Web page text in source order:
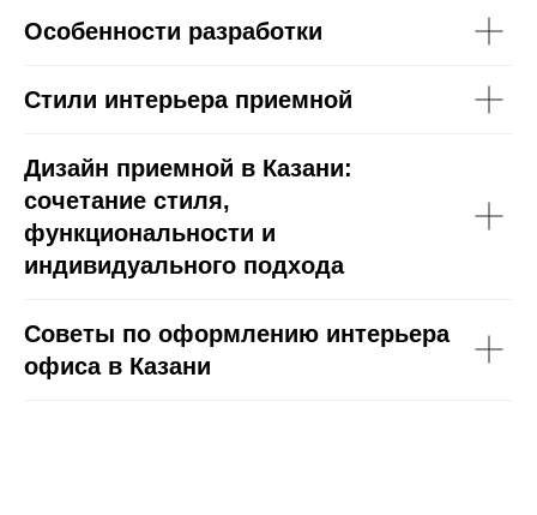
Особенности разработки
Стили интерьера приемной
Дизайн приемной в Казани:
сочетание стиля,
функциональности и
индивидуального подхода
Советы по оформлению интерьера
офиса в Казани